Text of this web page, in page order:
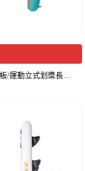
Bestway。65303充氣式立式划槳/SUP/立式划槳/衝浪板/運動立式划槳長板-附槳附座椅